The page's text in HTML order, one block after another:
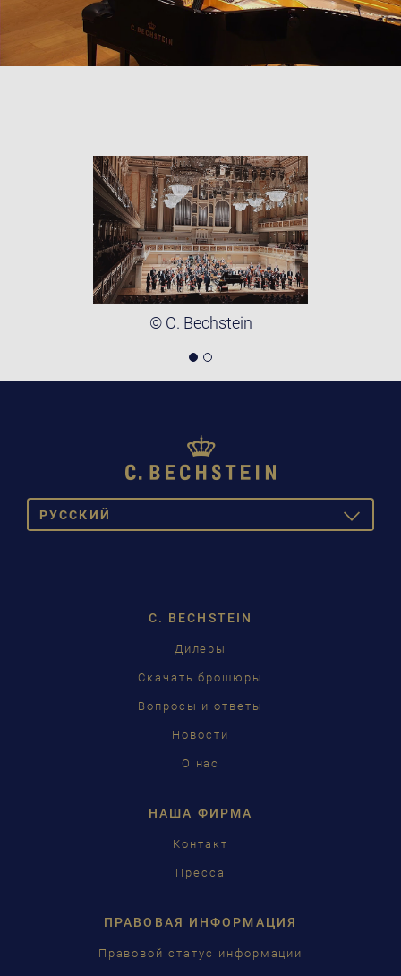
© C. Bechstein
PУССКИЙ
TOGGLE
C. BECHSTEIN
Дилеры
Скачать брошюры
Вопросы и ответы
Новости
О нас
НАША ФИРМА
Контакт
Пресса
ПРАВОВАЯ ИНФОРМАЦИЯ
Правовой статус информации